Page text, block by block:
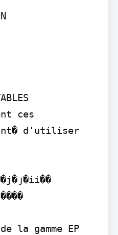
ces
d'utiliser
la gamme EP